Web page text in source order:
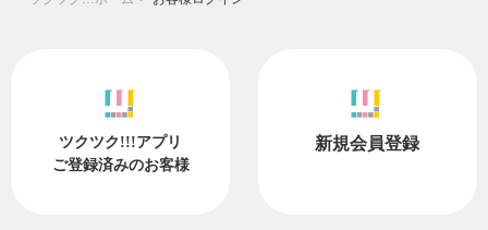
ツクツク!!!アプリ
ご登録済みのお客様
新規会員登録